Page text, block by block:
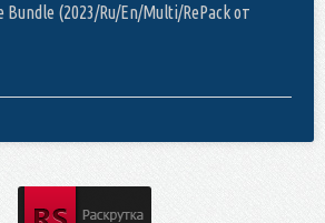
Bundle (2023/Ru/En/Multi/RePack от